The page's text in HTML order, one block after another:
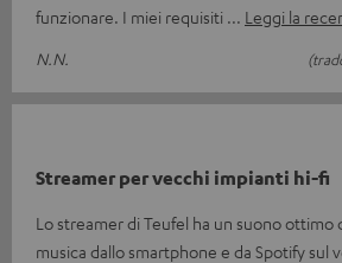
funzionare. I miei requisiti
Leggi la
N.N.
Streamer per vecchi impianti hi-fi
Lo streamer di Teufel ha un suono ottimo
musica dallo smartphone e da Spotify sul